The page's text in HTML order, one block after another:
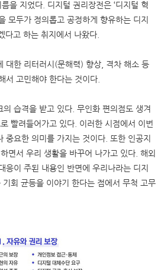
름을 지었다. 디지털 권리장전은 ‘디지털 혁
모두가 정의롭고 공정하게 향유하는 디지
다고 하는 취지에서 나왔다.
대한 리터러시(문해력) 향상, 격차 해소 등
서 고민해야 한다는 것이다.
습격을 받고 있다. 무인화 편의점도 생겨
빨려들어가고 있다. 이러한 시점에서 이번
중요한 의미를 가지는 것이다. 또한 인공지
면서 우리 생활을 바꾸어 나가고 있다. 해외
응이 주된 내용인 반면에 우리나라는 디지
회 균등을 이야기 한다는 점에서 무척 고무